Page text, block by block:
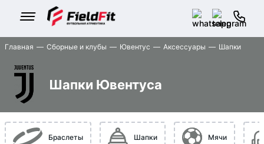
Главная Сборные и клубы Ювентус Аксессуары Шапки
Шапки Ювентуса
Браслеты Шапки Мячи